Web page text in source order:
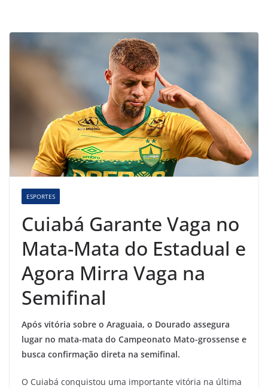
ESPORTES
Cuiabá Garante Vaga no
Mata-Mata do Estadual e
Agora Mirra Vaga na
Semifinal
Após vitória sobre o Araguaia, o Dourado assegura
lugar no mata-mata do Campeonato Mato-grossense e
busca confirmação direta na semifinal.
O Cuiabá conquistou uma importante vitória na última